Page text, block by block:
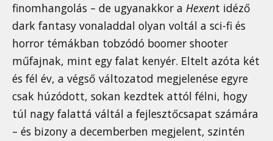
finomhangolás – de ugyanakkor a Hexent idéző
dark fantasy vonaladdal olyan voltál a sci-fi és
horror témákban tobzódó boomer shooter
műfajnak, mint egy falat kenyér. Eltelt azóta két
és fél év, a végső változatod megjelenése egyre
csak húzódott, sokan kezdtek attól félni, hogy
túl nagy falattá váltál a fejlesztőcsapat számára
– és bizony a decemberben megjelent, szintén